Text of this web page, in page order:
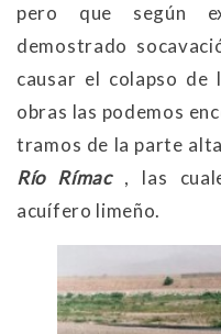
pero que según
demostrado
causar el colapso de
obras las podemos
tramos de la parte
Río Rímac , las
acuífero limeño.